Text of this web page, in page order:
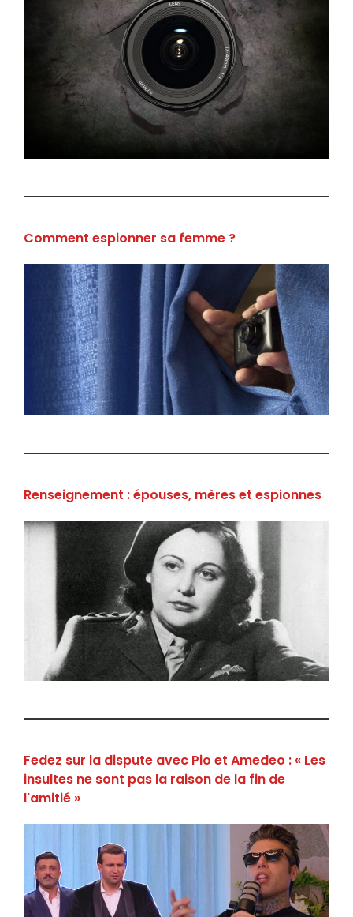
Comment espionner sa femme ?
Renseignement : épouses, mères et espionnes
Fedez sur la dispute avec Pio et Amedeo : « Les
insultes ne sont pas la raison de la fin de
l'amitié »